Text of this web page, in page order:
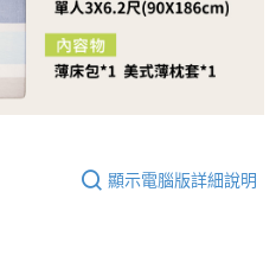
顯示電腦版詳細說明